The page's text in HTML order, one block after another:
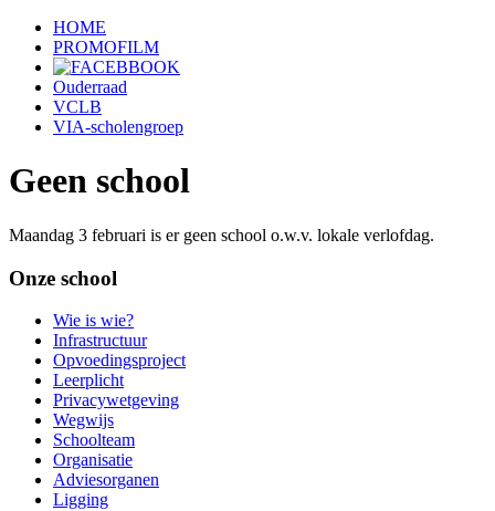
HOME
PROMOFILM
Ouderraad
VCLB
VIA-scholengroep
Geen school
Maandag 3 februari is er geen school o.w.v. lokale verlofdag.
Onze school
Wie is wie?
Infrastructuur
Opvoedingsproject
Leerplicht
Privacywetgeving
Wegwijs
Schoolteam
Organisatie
Adviesorganen
Ligging